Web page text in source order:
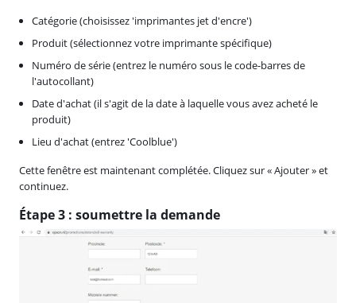
Catégorie (choisissez 'imprimantes jet d'encre')
Produit (sélectionnez votre imprimante spécifique)
Numéro de série (entrez le numéro sous le code-barres de
l'autocollant)
Date d'achat (il s'agit de la date à laquelle vous avez acheté le
produit)
Lieu d'achat (entrez 'Coolblue')
Cette fenêtre est maintenant complétée. Cliquez sur « Ajouter » et
continuez.
Étape 3 : soumettre la demande